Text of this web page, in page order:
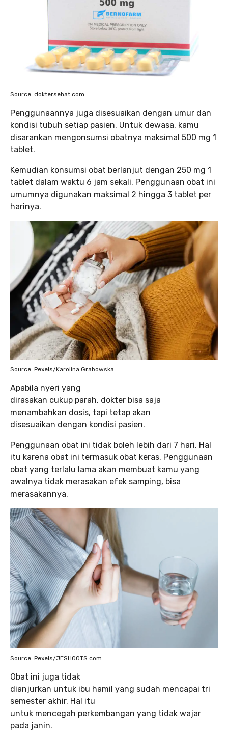
Source: doktersehat.com
Penggunaannya juga disesuaikan dengan umur dan
kondisi tubuh setiap pasien. Untuk dewasa, kamu
disarankan mengonsumsi obatnya maksimal 500 mg 1
tablet.
Kemudian konsumsi obat berlanjut dengan 250 mg 1
tablet dalam waktu 6 jam sekali. Penggunaan obat ini
umumnya digunakan maksimal 2 hingga 3 tablet per
harinya.
Source: Pexels/Karolina Grabowska
Apabila nyeri yang
dirasakan cukup parah, dokter bisa saja
menambahkan dosis, tapi tetap akan
disesuaikan dengan kondisi pasien.
Penggunaan obat ini tidak boleh lebih dari 7 hari. Hal
itu karena obat ini termasuk obat keras. Penggunaan
obat yang terlalu lama akan membuat kamu yang
awalnya tidak merasakan efek samping, bisa
merasakannya.
Source: Pexels/JESHOOTS.com
Obat ini juga tidak
dianjurkan untuk ibu hamil yang sudah mencapai tri
semester akhir. Hal itu
untuk mencegah perkembangan yang tidak wajar
pada janin.